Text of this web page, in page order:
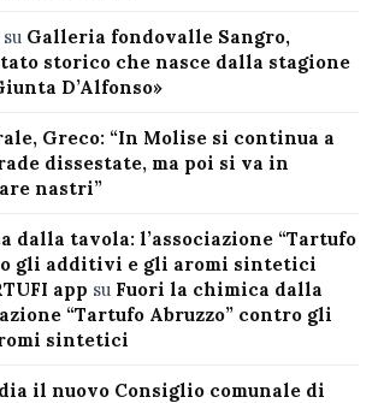
su Galleria fondovalle Sangro,
storico che nasce dalla stagione
D’Alfonso»
Greco: “In Molise si continua a
dissestate, ma poi si va in
nastri”
dalla tavola: l’associazione “Tartufo
gli additivi e gli aromi sintetici
app su Fuori la chimica dalla
“Tartufo Abruzzo” contro gli
sintetici
il nuovo Consiglio comunale di